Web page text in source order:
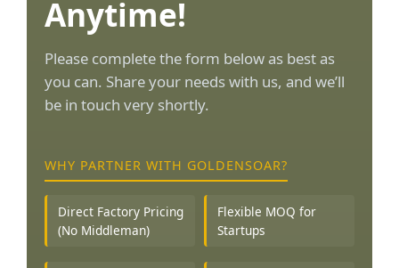
Anytime!
Please complete the form below as best as
you can. Share your needs with us, and we’ll
be in touch very shortly.
WHY PARTNER WITH GOLDENSOAR?
Direct Factory Pricing
(No Middleman)
Flexible MOQ for
Startups